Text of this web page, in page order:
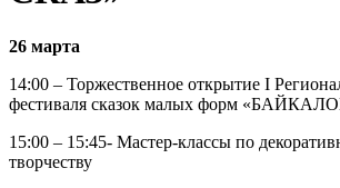
26 марта
14:00 – Торжественное открытие I
фестиваля сказок малых форм
15:00 – 15:45- Мастер-классы по
творчеству